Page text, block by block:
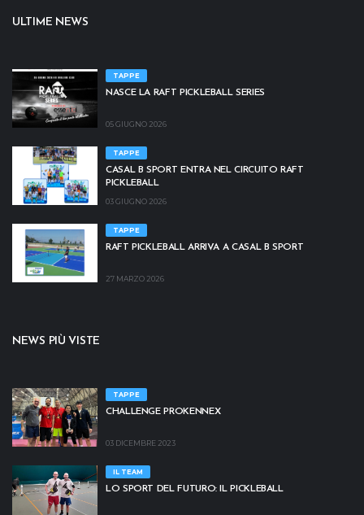
ULTIME NEWS
TAPPE
NASCE LA RAFT PICKLEBALL SERIES
05 GIUGNO 2026
TAPPE
CASAL B SPORT ENTRA NEL CIRCUITO RAFT
PICKLEBALL
03 GIUGNO 2026
TAPPE
RAFT PICKLEBALL ARRIVA A CASAL B SPORT
27 MARZO 2026
NEWS PIÙ VISTE
TAPPE
CHALLENGE PROKENNEX
03 DICEMBRE 2023
IL TEAM
LO SPORT DEL FUTURO: IL PICKLEBALL